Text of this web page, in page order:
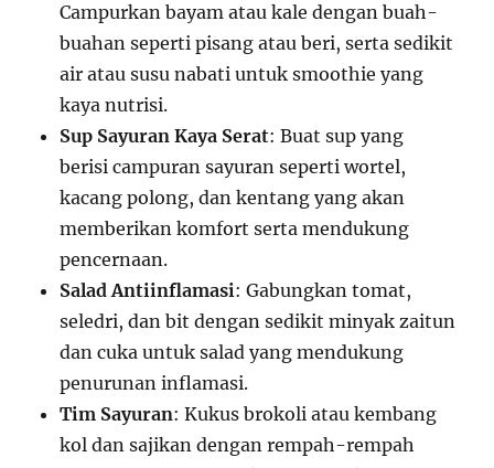
Campurkan bayam atau kale dengan buah-
buahan seperti pisang atau beri, serta sedikit
air atau susu nabati untuk smoothie yang
kaya nutrisi.
Sup Sayuran Kaya Serat: Buat sup yang
berisi campuran sayuran seperti wortel,
kacang polong, dan kentang yang akan
memberikan komfort serta mendukung
pencernaan.
Salad Antiinflamasi: Gabungkan tomat,
seledri, dan bit dengan sedikit minyak zaitun
dan cuka untuk salad yang mendukung
penurunan inflamasi.
Tim Sayuran: Kukus brokoli atau kembang
kol dan sajikan dengan rempah-rempah